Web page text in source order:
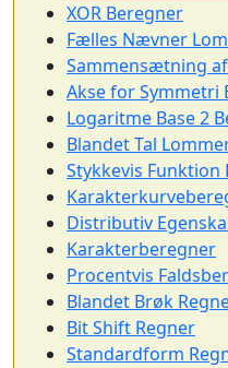
XOR Beregner
Fælles Nævner
Sammensætning
Akse for Symmetri
Logaritme Base 2
Blandet Tal
Stykkevis Funktion
Distributiv
Karakterberegner
Procentvis
Blandet Brøk
Bit Shift Regner
Standardform